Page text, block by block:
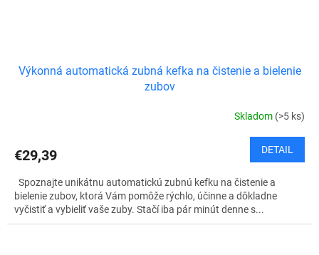
Výkonná automatická zubná kefka na čistenie a bielenie
zubov
Skladom (>5 ks)
€29,39 DETAIL
Spoznajte unikátnu automatickú zubnú kefku na čistenie a
bielenie zubov, ktorá Vám pomôže rýchlo, účinne a dôkladne
vyčistiť a vybieliť vaše zuby. Stačí iba pár minút denne s...